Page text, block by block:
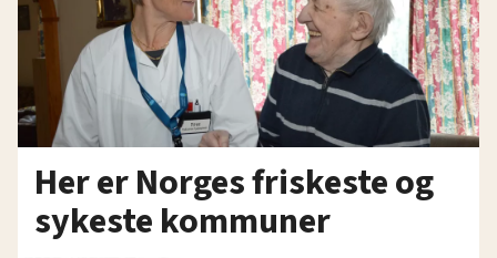
Her er Norges friskeste og
sykeste kommuner